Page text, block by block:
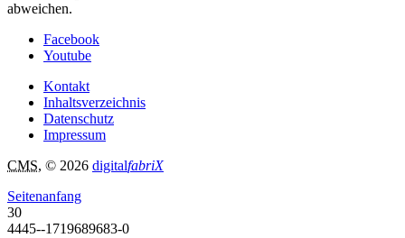
abweichen.
Facebook
Youtube
Kontakt
Inhaltsverzeichnis
Datenschutz
Impressum
CMS, © 2026 digitalfabriX
Seitenanfang
30
4445--1719689683-0